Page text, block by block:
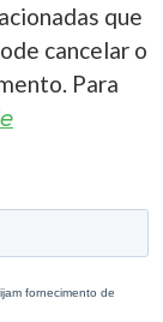
que
cancelar o
Para